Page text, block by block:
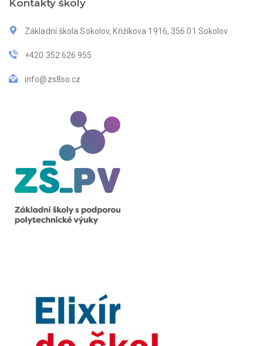
Kontakty školy
Základní škola Sokolov, Křižíkova 1916, 356 01 Sokolov
+420 352 626 955
info@zs8so.cz